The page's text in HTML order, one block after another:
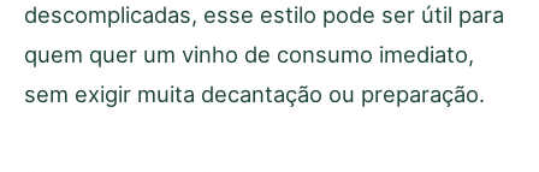
descomplicadas, esse estilo pode ser útil para
quem quer um vinho de consumo imediato,
sem exigir muita decantação ou preparação.